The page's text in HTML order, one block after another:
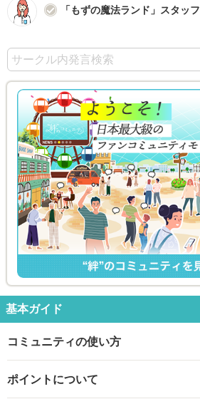
「もずの魔法ランド」スタッフ
基本ガイド
コミュニティの使い方
ポイントについて